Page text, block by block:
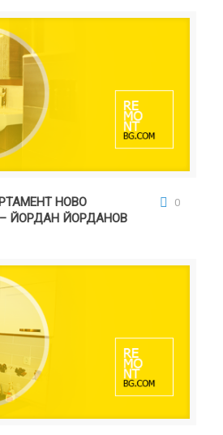
ЙОРДАНОВ
НОВО
ЙОРДАН ЙОРДАНОВ
0